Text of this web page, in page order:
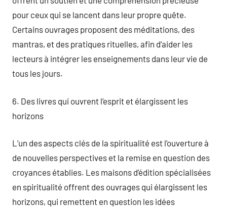
pour ceux qui se lancent dans leur propre quête.
Certains ouvrages proposent des méditations, des
mantras, et des pratiques rituelles, afin d’aider les
lecteurs à intégrer les enseignements dans leur vie de
tous les jours.
6. Des livres qui ouvrent l’esprit et élargissent les
horizons
L’un des aspects clés de la spiritualité est l’ouverture à
de nouvelles perspectives et la remise en question des
croyances établies. Les maisons d’édition spécialisées
en spiritualité offrent des ouvrages qui élargissent les
horizons, qui remettent en question les idées